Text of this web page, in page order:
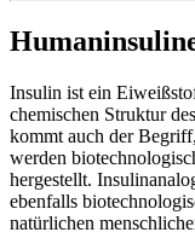
Insulin ist ein
chemischen Struktur
kommt auch der
werden
hergestellt.
ebenfalls
natürlichen